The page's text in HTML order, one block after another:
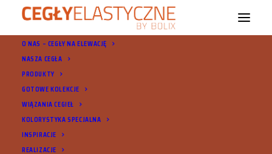
O NAS – CEGŁY NA ELEWACJĘ
NASZA CEGŁA
PRODUKTY
GOTOWE KOLEKCJE
WIĄZANIA CEGIEŁ
KOLORYSTYKA SPECJALNA
INSPIRACJE
REALIZACJE